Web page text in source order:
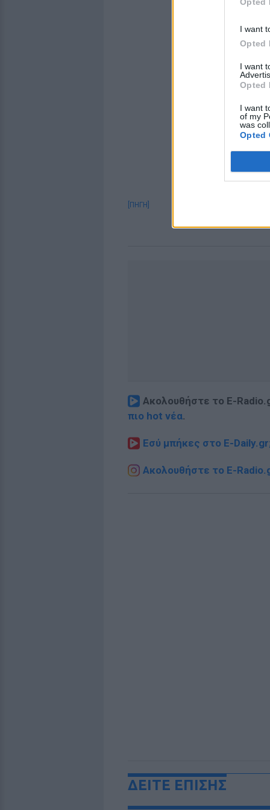
I want
Opted
I want
Opted
I want
of my
was
Opted
[ΠΗΓΗ]
Ακολουθήστε το E-
πιο hot νέα.
Εσύ μπήκες στο E-
Ακολουθήστε το E-
ΔΕΙΤΕ ΕΠΙΣΗΣ